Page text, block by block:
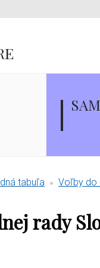
tabuľa Voľby do
rady